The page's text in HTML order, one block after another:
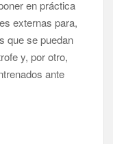
en práctica
externas para,
que se puedan
y, por otro,
ante